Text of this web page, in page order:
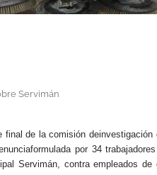
Servimán
de la comisión deinvestigación
por 34
Servimán, contra empleados